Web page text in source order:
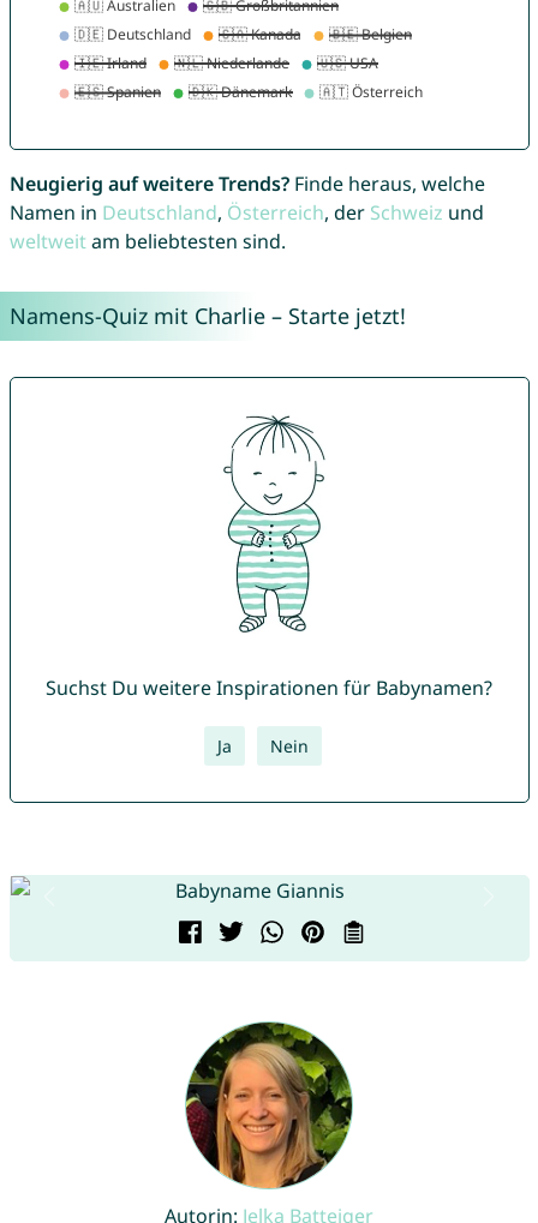
Neugierig auf weitere Trends?Finde heraus, welche
Namen in Deutschland, Österreich, der Schweiz und
weltweitam beliebtesten sind.
Namens-Quiz mit Charlie – Starte jetzt!
Suchst Du weitere Inspirationen für Babynamen?
Ja Nein
Autorin: Jelka Batteiger